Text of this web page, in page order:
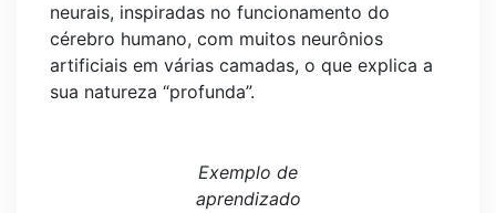
neurais, inspiradas no funcionamento do
cérebro humano, com muitos neurônios
artificiais em várias camadas, o que explica a
sua natureza “profunda”.
Exemplo de
aprendizado